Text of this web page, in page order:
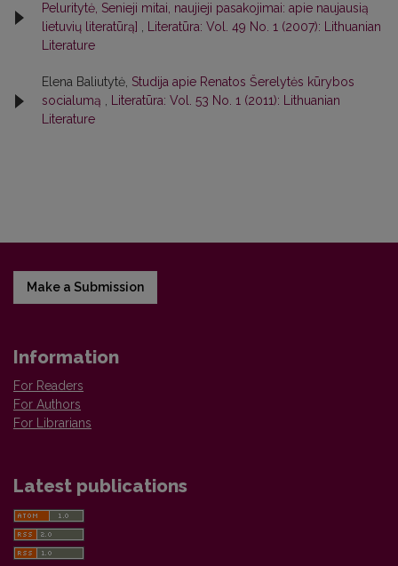
Peluritytė, Senieji mitai, naujieji pasakojimai: apie naujausią
lietuvių literatūrą]
Literatūra: Vol. 49 No. 1 (2007): Lithuanian
Literature
Elena Baliutytė, Studija apie Renatos Šerelytės kūrybos
socialumą
Literatūra: Vol. 53 No. 1 (2011): Lithuanian
Literature
Make a Submission
Information
For Readers
For Authors
For Librarians
Latest publications